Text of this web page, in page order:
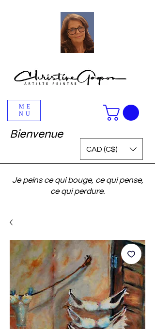
ME
NU
Bienvenue
CAD (C$)
Je peins ce qui bouge, ce qui pense,
ce qui perdure.